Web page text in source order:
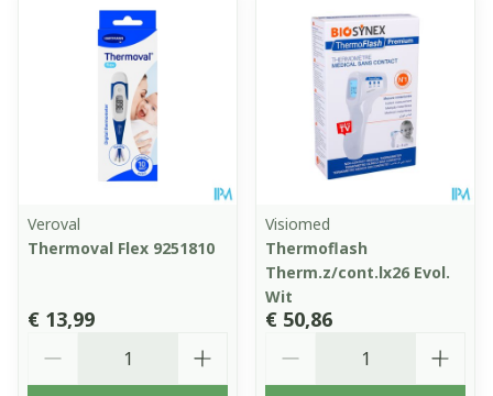
Veroval
Thermoval Flex 9251810
€ 13,99
Visiomed
Thermoflash
Therm.z/cont.lx26 Evol.
Wit
€ 50,86